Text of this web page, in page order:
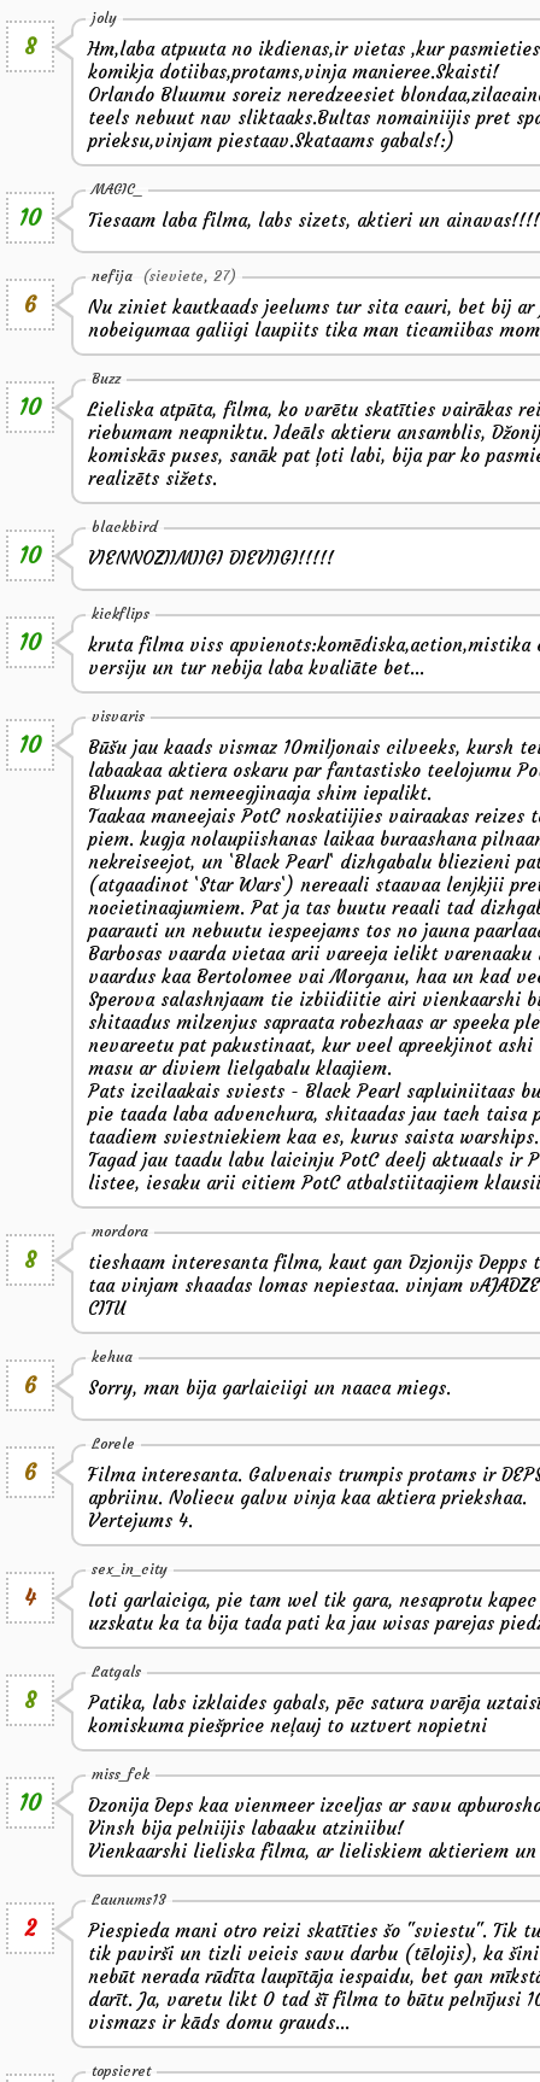
8
joly
Hm,laba atpuuta no ikdienas,ir vietas ,kur
komikja dotiibas,protams,vinja manieree.Skaisti!
Orlando Bluumu soreiz neredzeesiet
teels nebuut nav sliktaaks.Bultas nomainiijis pret
prieksu,vinjam piestaav.Skataams gabals!:)
10
MAGIC_
Tiesaam laba filma, labs sizets, aktieri un
6
nefija (sieviete, 27)
Nu ziniet kautkaads jeelums tur sita cauri, bet bij
nobeigumaa galiigi laupiits tika man ticamiibas
10
Buzz
Lieliska atpūta, filma, ko varētu skatīties vairākas
riebumam neapniktu. Ideāls aktieru ansamblis,
komiskās puses, sanāk pat ļoti labi, bija par ko
realizēts sižets.
10
blackbird
VIENNOZIIMIIGI DIEVIIGI!!!!!
10
kickflips
kruta filma viss apvienots:komēdiska,action,mistika
versiju un tur nebija laba kvaliāte bet...
10
visvaris
Būšu jau kaads vismaz 10miljonais cilveeks, kursh
labaakaa aktiera oskaru par fantastisko teelojumu
Bluums pat nemeegjinaaja shim iepalikt.
Taakaa maneejais PotC noskatiijies vairaakas
piem. kugja nolaupiishanas laikaa buraashana
nekreiseejot, un `Black Pearl` dizhgabalu bliezieni
(atgaadinot `Star Wars`) nereaali staavaa lenjkjii
nocietinaajumiem. Pat ja tas buutu reaali tad
paarauti un nebuutu iespeejams tos no jauna
Barbosas vaarda vietaa arii vareeja ielikt
vaardus kaa Bertolomee vai Morganu, haa un kad
Sperova salashnjaam tie izbiidiitie airi vienkaarshi
shitaadus milzenjus sapraata robezhaas ar speeka
nevareetu pat pakustinaat, kur veel apreekjinot
masu ar diviem lielgabalu klaajiem.
Pats izcilaakais sviests - Black Pearl sapluiniitaas
pie taada laba advenchura, shitaadas jau tach taisa
taadiem sviestniekiem kaa es, kurus saista
Tagad jau taadu labu laicinju PotC deelj aktuaals ir
listee, iesaku arii citiem PotC atbalstiitaajiem
8
mordora
tieshaam interesanta filma, kaut gan Dzjonijs
taa vinjam shaadas lomas nepiestaa. vinjam
CITU
6
kehua
Sorry, man bija garlaiciigi un naaca miegs.
6
Lorele
Filma interesanta. Galvenais trumpis protams ir
apbriinu. Noliecu galvu vinja kaa aktiera priekshaa.
Vertejums 4.
4
sex_in_city
loti garlaiciga, pie tam wel tik gara, nesaprotu
uzskatu ka ta bija tada pati ka jau wisas parejas
8
Latgals
Patika, labs izklaides gabals, pēc satura varēja
komiskuma piešprice neļauj to uztvert nopietni
10
miss_fck
Dzonija Deps kaa vienmeer izceljas ar savu
Vinsh bija pelniijis labaaku atziniibu!
Vienkaarshi lieliska filma, ar lieliskiem aktieriem
2
Launums13
Piespieda mani otro reizi skatīties šo "sviestu". Tik
tik pavirši un tizli veicis savu darbu (tēlojis), ka
nebūt nerada rūdīta laupītāja iespaidu, bet gan
darīt. Ja, varetu likt 0 tad šī filma to būtu pelnījusi
vismazs ir kāds domu grauds...
topsicret